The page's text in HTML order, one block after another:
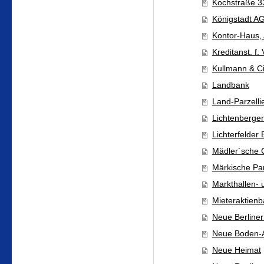
Kochstraße
Königstadt
Kontor-Haus,
Kreditanst. f.
Kullmann &
Landbank
Land-
Lichterfelder
Mädler´sche
Märkische
Markthallen-
Neue
Neue Boden-
Neue Heimat